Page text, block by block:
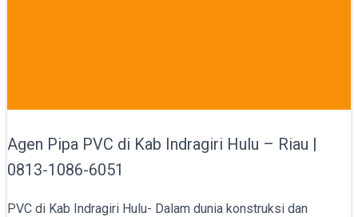
Agen Pipa PVC di Kab Indragiri Hulu – Riau |
0813-1086-6051
PVC di Kab Indragiri Hulu- Dalam dunia konstruksi dan